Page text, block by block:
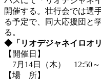
開催する。壮行会では選
る予定で、同大応援団と
る。
◆「リオデジャネイロオ
【開催日】
7月14日（木） 12:50～
【場 所】